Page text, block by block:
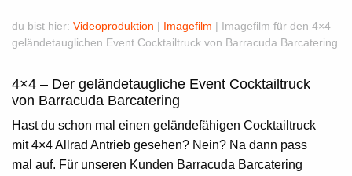
du bist hier: Videoproduktion | Imagefilm | Imagefilm für den 4×4
geländetauglichen Event Cocktailtruck von Barracuda Barcatering
4×4 – Der geländetaugliche Event Cocktailtruck
von Barracuda Barcatering
Hast du schon mal einen geländefähigen Cocktailtruck
mit 4×4 Allrad Antrieb gesehen? Nein? Na dann pass
mal auf. Für unseren Kunden Barracuda Barcatering